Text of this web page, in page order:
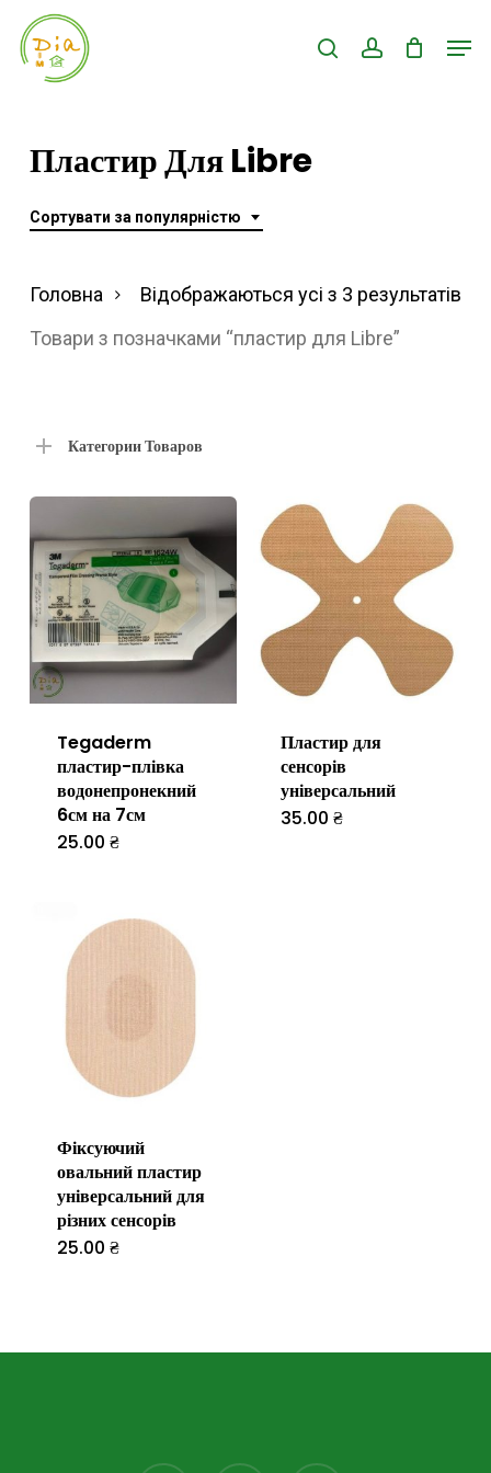
Skip
searchaccount
Пластир Для Libre
Сортувати за популярністю
Відображаються усі з 3 результатів
Головна
Товари з позначками “пластир для Libre”
Категории Товаров
Tegaderm
пластир-плівка
водонепронекний
6см на 7см
25.00 ₴
Пластир для
сенсорів
універсальний
35.00₴
Фіксуючий
овальний пластир
універсальний для
різних сенсорів
25.00 ₴
кілька
можна